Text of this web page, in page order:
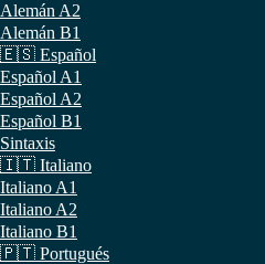
Alemán A2
Alemán B1
🇪🇸 Español
Español A1
Español A2
Español B1
Sintaxis
🇮🇹 Italiano
Italiano A1
Italiano A2
Italiano B1
🇵🇹 Portugués